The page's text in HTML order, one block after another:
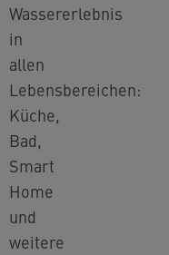
Wassererlebnis
in
allen
Lebensbereichen:
Küche,
Bad,
Smart
Home
und
weitere